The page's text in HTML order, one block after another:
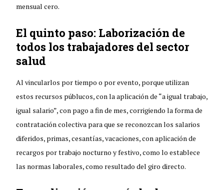
mensual cero.
El quinto paso: Laborización de
todos los trabajadores del sector
salud
Al vincularlos por tiempo o por evento, porque utilizan
estos recursos públucos, con la aplicación de “a igual trabajo,
igual salario”, con pago a fin de mes, corrigiendo la forma de
contratación colectiva para que se reconozcan los salarios
diferidos, primas, cesantías, vacaciones, con aplicación de
recargos por trabajo nocturno y festivo, como lo establece
las normas laborales, como resultado del giro directo.